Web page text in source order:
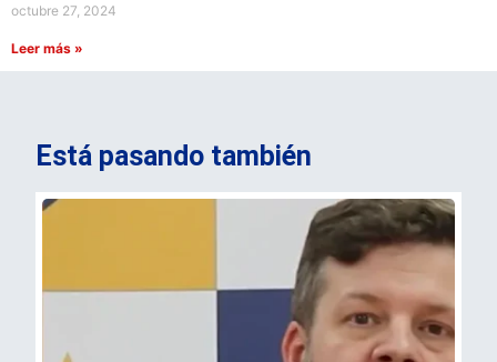
octubre 27, 2024
Leer más »
Está pasando también